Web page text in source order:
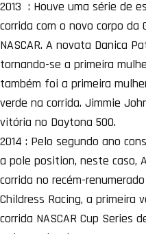
2013 : Houve uma série de
corrida com o novo corpo da
NASCAR. A novata Danica
tornando-se a primeira
também foi a primeira
verde na corrida. Jimmie
vitória no Daytona 500.
2014 : Pelo segundo ano
a pole position, neste caso,
corrida no recém-
Childress Racing, a
corrida NASCAR Cup Series